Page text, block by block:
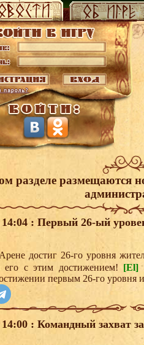
разделе размещаются
14:04 : Первый 26-ый
достиг 26-го уровня
его с этим достижением! [El]
первым 26-го уровня
14:00 : Командный захват